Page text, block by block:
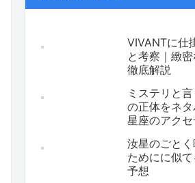
VIVANTに仕
と考察｜緻
徹底解説
ミステリと
の正体をネ
星座のアク
汝星のごと
ためにに似
予想